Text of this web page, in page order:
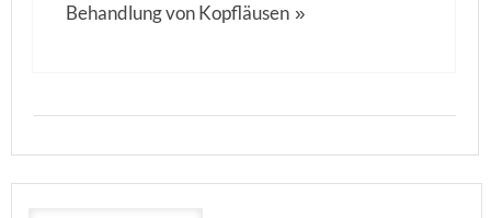
Behandlung von Kopfläusen »